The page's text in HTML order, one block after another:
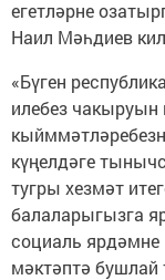
егетләрне
Наил Мәһдиев
«Бүген
илебез чакыруын
күңелдәге
тугры хезмәт
балаларыгызга
социаль ярдәмне
мәктәптә бушлай